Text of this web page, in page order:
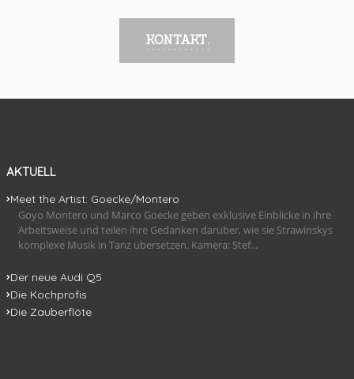
KONTAKT.
AKTUELL
Meet the Artist: Goecke/Montero
Goyo Montero und Marco Goecke geben exklusive Einblicke in ihre
Arbeitsweise und teilen ihre Gedanken darüber, wie sie Strawinskys
komplexe Musik in Tanz übersetzen. Kamera: Stef...
Der neue Audi Q5
Die Kochprofis
Die Zauberflöte